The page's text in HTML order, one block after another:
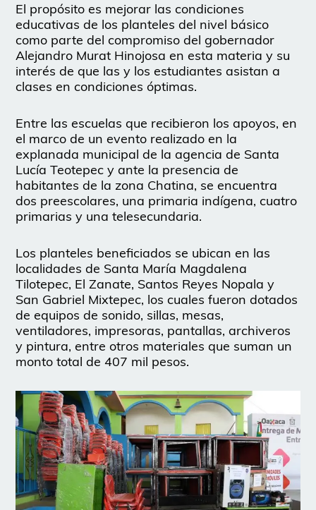
El propósito es mejorar las condiciones
educativas de los planteles del nivel básico
como parte del compromiso del gobernador
Alejandro Murat Hinojosa en esta materia y su
interés de que las y los estudiantes asistan a
clases en condiciones óptimas.
Entre las escuelas que recibieron los apoyos, en
el marco de un evento realizado en la
explanada municipal de la agencia de Santa
Lucía Teotepec y ante la presencia de
habitantes de la zona Chatina, se encuentra
dos preescolares, una primaria indígena, cuatro
primarias y una telesecundaria.
Los planteles beneficiados se ubican en las
localidades de Santa María Magdalena
Tilotepec, El Zanate, Santos Reyes Nopala y
San Gabriel Mixtepec, los cuales fueron dotados
de equipos de sonido, sillas, mesas,
ventiladores, impresoras, pantallas, archiveros
y pintura, entre otros materiales que suman un
monto total de 407 mil pesos.